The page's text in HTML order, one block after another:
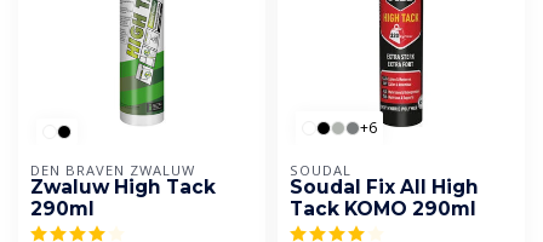
DEN BRAVEN ZWALUW
Zwaluw High Tack
290ml
+6
SOUDAL
Soudal Fix All High
Tack KOMO 290ml